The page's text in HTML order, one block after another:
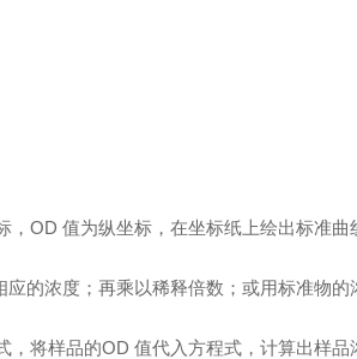
，OD 值为纵坐标，在坐标纸上绘出标准曲
应的浓度；再乘以稀释倍数；或用标准物
，将样品的OD 值代入方程式，计算出样品